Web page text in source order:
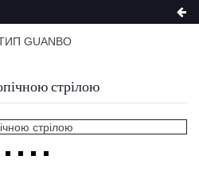
стрілою